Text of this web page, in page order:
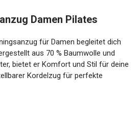
Damen Pilates
für Damen begleitet dich
aus 70 % Baumwolle und
bietet er Komfort und Stil für deine
Kordelzug für perfekte